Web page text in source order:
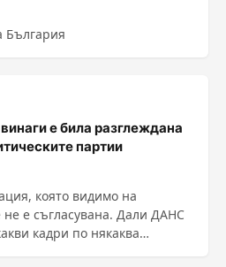
е била разглеждана
партии
която видимо на
е съгласувана. Дали ДАНС
кадри по някаква